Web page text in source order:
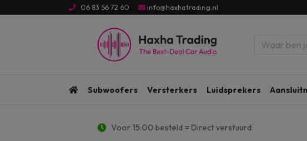
06 83 56 72 60 info@haxhatrading.nl
Subwoofers Versterkers Luidsprekers
Voor 15:00 besteld = Direct verstuurd